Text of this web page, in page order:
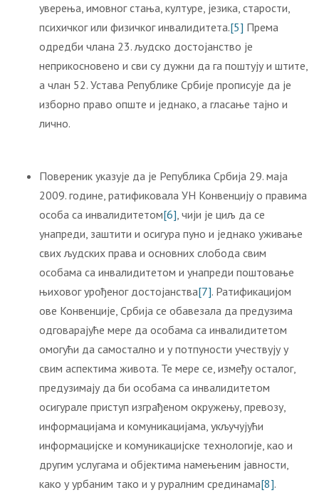
уверења, имовног стања, културе, језика, старости,
психичког или физичког инвалидитета.[5] Према
одредби члана 23. људско достојанство је
неприкосновено и сви су дужни да га поштују и штите,
а члан 52. Устава Републике Србије прописује да је
изборно право опште и једнако, а гласање тајно и
лично.
Повереник указује да је Република Србија 29. маја
2009. године, ратификовала УН Конвенцију о правима
особа са инвалидитетом[6], чији је циљ да се
унапреди, заштити и осигура пуно и једнако уживање
свих људских права и основних слобода свим
особама са инвалидитетом и унапреди поштовање
њиховог урођеног достојанства[7]. Ратификацијом
ове Конвенције, Србија се обавезала да предузима
одговарајуће мере да особама са инвалидитетом
омогући да самостално и у потпуности учествују у
свим аспектима живота. Те мере се, између осталог,
предузимају да би особама са инвалидитетом
осигурале приступ изграђеном окружењу, превозу,
информацијама и комуникацијама, укључујући
информацијске и комуникацијске технологије, као и
другим услугама и објектима намењеним јавности,
како у урбаним тако и у руралним срединама[8].